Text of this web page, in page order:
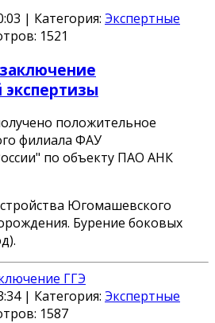
| Категория: Экспертные
1521
экспертизы
положительное
филиала ФАУ
по объекту ПАО АНК
Югомашевского
Бурение боковых
| Категория: Экспертные
1587